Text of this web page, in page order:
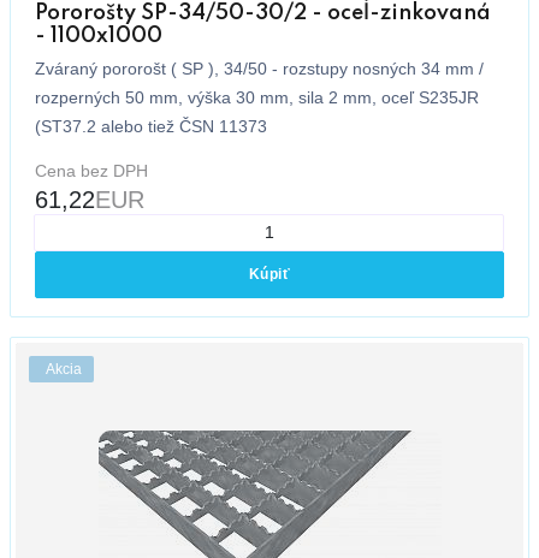
Pororošty SP-34/50-30/2 - oceľ-zinkovaná
- 1100x1000
Zváraný pororošt ( SP ), 34/50 - rozstupy nosných 34 mm /
rozperných 50 mm, výška 30 mm, sila 2 mm, oceľ S235JR
(ST37.2 alebo tiež ČSN 11373
Cena bez DPH
61,22EUR
Kúpiť
Akcia